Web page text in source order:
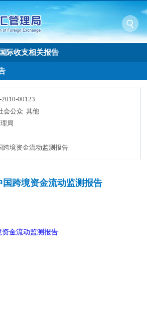
际收支相关报告
00123
会公众 其他
局
跨境资金流动监测报告
国跨境资金流动监测报告
资金流动监测报告